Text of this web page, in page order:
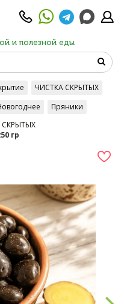
и полезной еды
ЧИСТКА СКРЫТЫХ
Пряники
СКРЫТЫХ
гр